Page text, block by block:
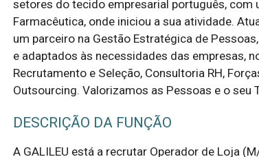
setores do tecido empresarial português,
Farmacêutica, onde iniciou a sua atividade.
um parceiro na Gestão Estratégica de
e adaptados às necessidades das empresas,
Recrutamento e Seleção, Consultoria RH,
Outsourcing. Valorizamos as Pessoas e o seu
DESCRIÇÃO DA FUNÇÃO
A GALILEU está a recrutar Operador de Loja